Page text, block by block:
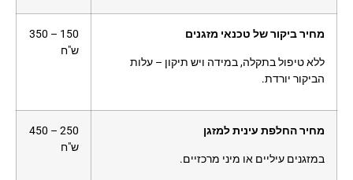
מחיר ביקור של טכנאי מזגנים
ללא טיפול בתקלה, במידה ויש תיקון – עלות
הביקור יורדת.
150 – 350
ש"ח
מחיר החלפת עינית למזגן
במזגנים עיליים או מיני מרכזיים.
250 – 450
ש"ח